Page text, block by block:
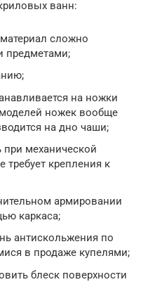
ванн:
сложно
предметами;
на ножки
ножек вообще
на дно чаши;
при механической
требует крепления к
армировании
каркаса;
антискольжения по
в продаже купелями;
блеск поверхности